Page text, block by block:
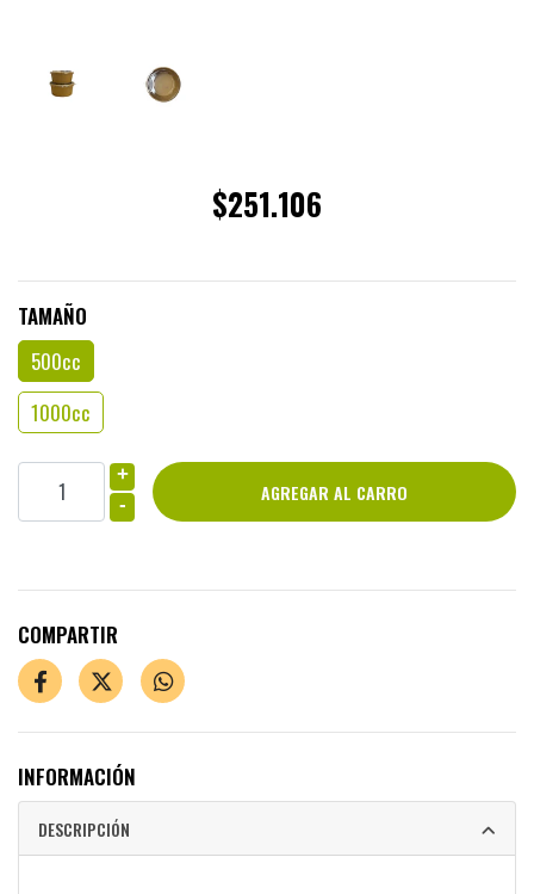
$251.106
TAMAÑO
500cc
1000cc
+
-
COMPARTIR
INFORMACIÓN
DESCRIPCIÓN